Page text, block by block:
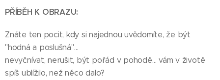
PŘÍBĚH K OBRAZU:
Znáte ten pocit, kdy si najednou uvědomíte, že být
"hodná a poslušná"…
nevyčnívat, nerušit, být pořád v pohodě… vám v životě
spíš ublížilo, než něco dalo?